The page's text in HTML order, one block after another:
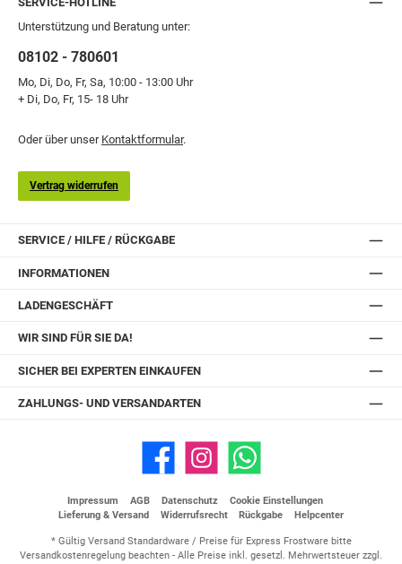
Unterstützung und Beratung unter:
08102 - 780601
Mo, Di, Do, Fr, Sa, 10:00 - 13:00 Uhr
+ Di, Do, Fr, 15- 18 Uhr
Oder über unser Kontaktformular.
Vertrag widerrufen
SERVICE / HILFE / RÜCKGABE
INFORMATIONEN
LADENGESCHÄFT
WIR SIND FÜR SIE DA!
SICHER BEI EXPERTEN EINKAUFEN
ZAHLUNGS- UND VERSANDARTEN
Facebook Instagram WhatsApp
Impressum AGB Datenschutz
Cookie Einstellungen
Lieferung & Versand
Widerrufsrecht Rückgabe Helpcenter
* Gültig Versand Standardware / Preise für Express Frostware bitte
Versandkostenregelung beachten - Alle Preise inkl. gesetzl. Mehrwertsteuer zzgl.